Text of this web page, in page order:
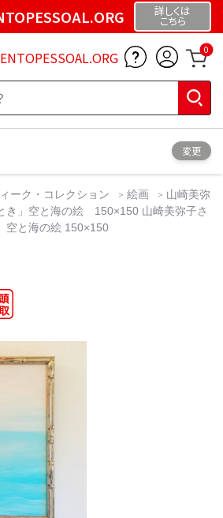
詳しくは
こちら
0
変更
ーク・コレクション 絵画
山崎美弥
き」空と海の絵 150×150 山崎美弥子さ
空と海の絵 150×150